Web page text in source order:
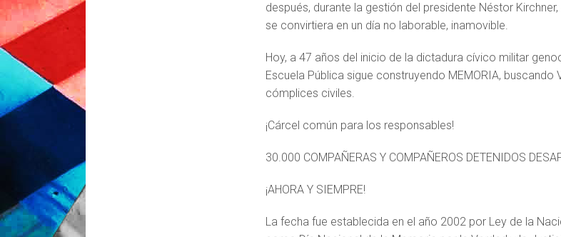
después, durante la gestión del presidente Néstor
se convirtiera en un día no laborable, inamovible.
Hoy, a 47 años del inicio de la dictadura cívico militar
Escuela Pública sigue construyendo MEMORIA,
cómplices civiles.
¡Cárcel común para los responsables!
30.000 COMPAÑERAS Y COMPAÑEROS DETENIDOS
¡AHORA Y SIEMPRE!
La fecha fue establecida en el año 2002 por Ley de la